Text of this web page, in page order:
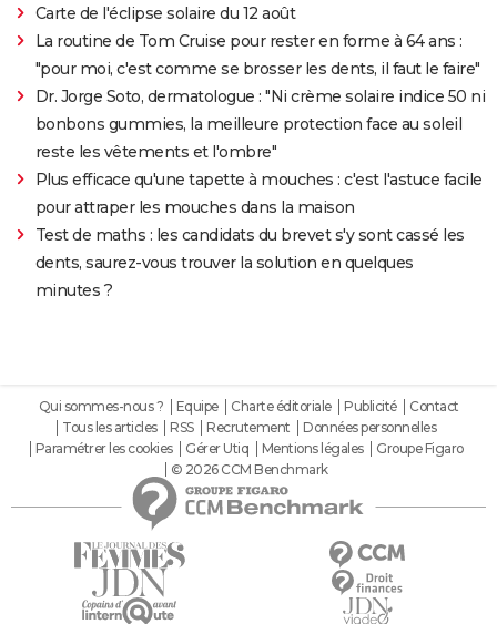
Carte de l'éclipse solaire du 12 août
La routine de Tom Cruise pour rester en forme à 64 ans :
"pour moi, c'est comme se brosser les dents, il faut le faire"
Dr. Jorge Soto, dermatologue : "Ni crème solaire indice 50 ni
bonbons gummies, la meilleure protection face au soleil
reste les vêtements et l'ombre"
Plus efficace qu'une tapette à mouches : c'est l'astuce facile
pour attraper les mouches dans la maison
Test de maths : les candidats du brevet s'y sont cassé les
dents, saurez-vous trouver la solution en quelques
minutes ?
Qui sommes-nous ? Equipe Charte éditoriale Publicité
Contact
Tous les articles
RSS Recrutement
Données personnelles
Paramétrer les cookies
Gérer Utiq Mentions légales
Groupe Figaro
© 2026 CCM Benchmark